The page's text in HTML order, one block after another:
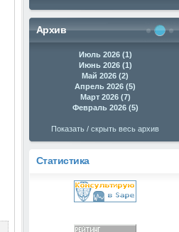
Архив
Июль 2026 (1)
Июнь 2026 (1)
Май 2026 (2)
Апрель 2026 (5)
Март 2026 (7)
Февраль 2026 (5)
Показать / скрыть весь архив
Статистика